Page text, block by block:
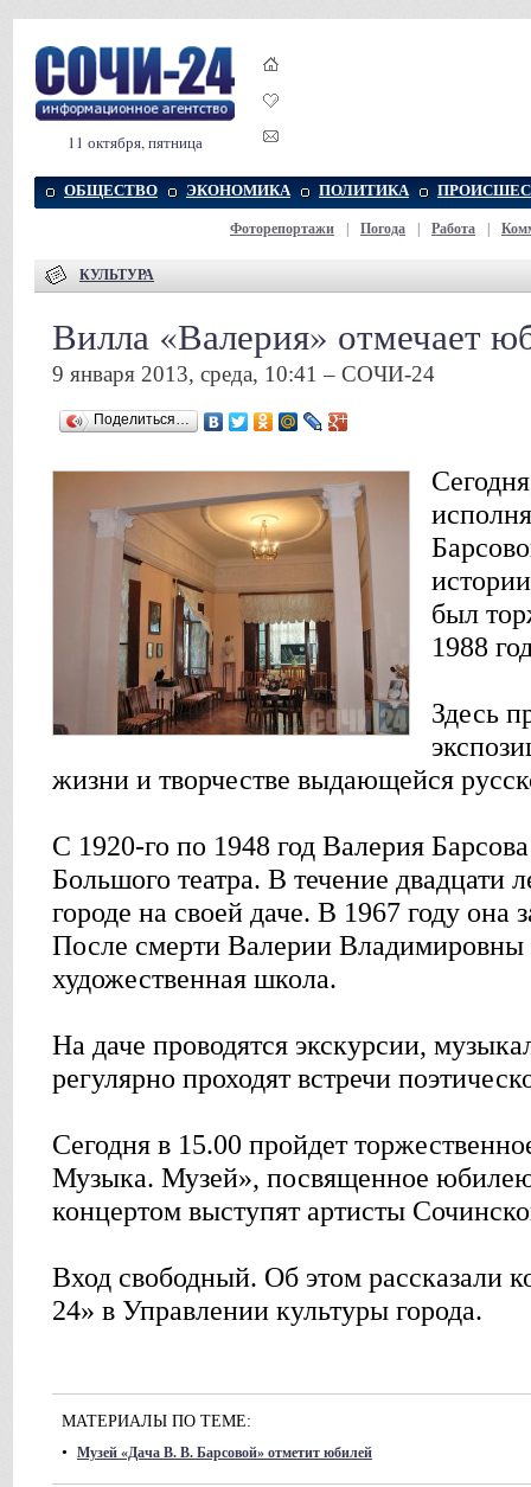
11 октября, пятница
ОБЩЕСТВО ЭКОНОМИКА ПОЛИТИКА
Фоторепортажи Погода Работа
КУЛЬТУРА
Вилла «Валерия» отмечает
9 января 2013, среда, 10:41 – СОЧИ-24
Поделиться…
был
1988
Здесь
жизни и творчестве выдающейся
С 1920-го по 1948 год Валерия
Большого театра. В течение двадцати
городе на своей даче. В 1967 году она
После смерти Валерии Владимировны
художественная школа.
На даче проводятся экскурсии,
регулярно проходят встречи
Сегодня в 15.00 пройдет
Музыка. Музей», посвященное
концертом выступят артисты
Вход свободный. Об этом рассказали
24» в Управлении культуры города.
МАТЕРИАЛЫ ПО ТЕМЕ:
• Музей «Дача В. В. Барсовой» отметит юбилей